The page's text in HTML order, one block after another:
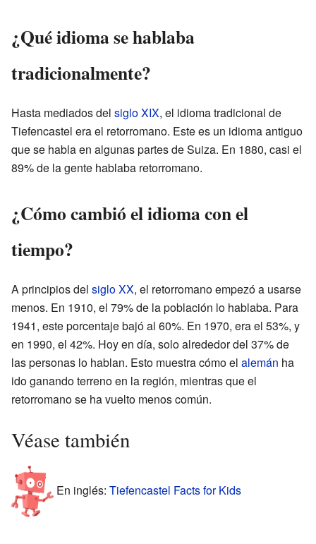
¿Qué idioma se hablaba
tradicionalmente?
Hasta mediados del siglo XIX, el idioma tradicional de
Tiefencastel era el retorromano. Este es un idioma antiguo
que se habla en algunas partes de Suiza. En 1880, casi el
89% de la gente hablaba retorromano.
¿Cómo cambió el idioma con el
tiempo?
A principios del siglo XX, el retorromano empezó a usarse
menos. En 1910, el 79% de la población lo hablaba. Para
1941, este porcentaje bajó al 60%. En 1970, era el 53%, y
en 1990, el 42%. Hoy en día, solo alrededor del 37% de
las personas lo hablan. Esto muestra cómo el alemán ha
ido ganando terreno en la región, mientras que el
retorromano se ha vuelto menos común.
Véase también
En inglés: Tiefencastel Facts for Kids